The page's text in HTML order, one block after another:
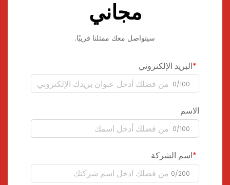
مجاني
سيتواصل معك ممثلنا قريبًا.
البريد الإلكتروني
0/100
الاسم
0/100
اسم الشركة
0/200